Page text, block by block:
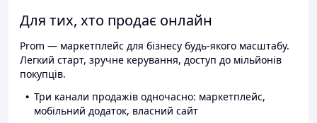
Для тих, хто продає онлайн
Prom — маркетплейс для бізнесу будь-якого масштабу.
Легкий старт, зручне керування, доступ до мільйонів
покупців.
Три канали продажів одночасно: маркетплейс,
мобільний додаток, власний сайт